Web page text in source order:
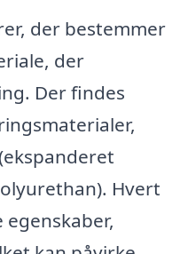
der bestemmer
der
Der findes
Hvert